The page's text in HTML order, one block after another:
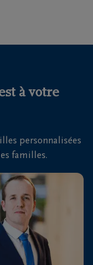
à votre
personnalisées
familles.